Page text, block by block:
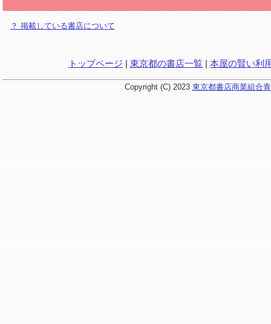
？ 掲載している書店について
トップページ | 東京都の書店一覧 | 本屋の賢い利
Copyright (C) 2023 東京都書店商業組合